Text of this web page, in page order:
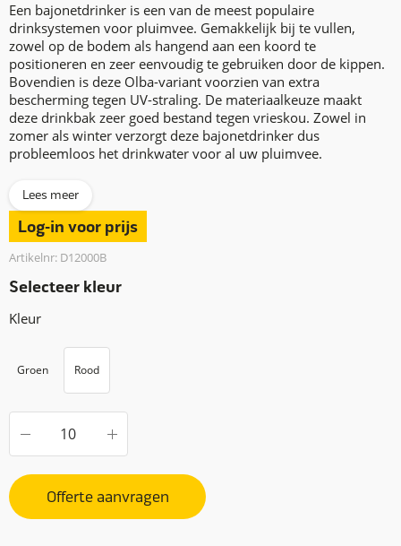
Een bajonetdrinker is een van de meest populaire
drinksystemen voor pluimvee. Gemakkelijk bij te vullen,
zowel op de bodem als hangend aan een koord te
positioneren en zeer eenvoudig te gebruiken door de kippen.
Bovendien is deze Olba-variant voorzien van extra
bescherming tegen UV-straling. De materiaalkeuze maakt
deze drinkbak zeer goed bestand tegen vrieskou. Zowel in
zomer als winter verzorgt deze bajonetdrinker dus
probleemloos het drinkwater voor al uw pluimvee.
Lees meer
Log-in voor prijs
Artikelnr: D12000B
Selecteer kleur
Kleur
Groen Rood
Offerte aanvragen